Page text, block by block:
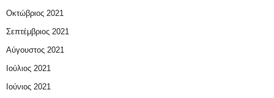
Οκτώβριος 2021
Σεπτέμβριος 2021
Αύγουστος 2021
Ιούλιος 2021
Ιούνιος 2021